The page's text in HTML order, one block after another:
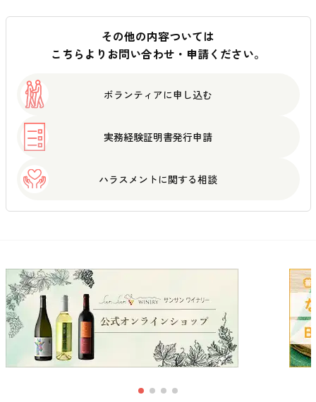
その他の内容ついては
こちらよりお問い合わせ・申請ください。
ボランティアに申し込む
実務経験証明書発行申請
ハラスメントに関する相談